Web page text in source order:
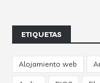
ETIQUETAS
Alojamiento web